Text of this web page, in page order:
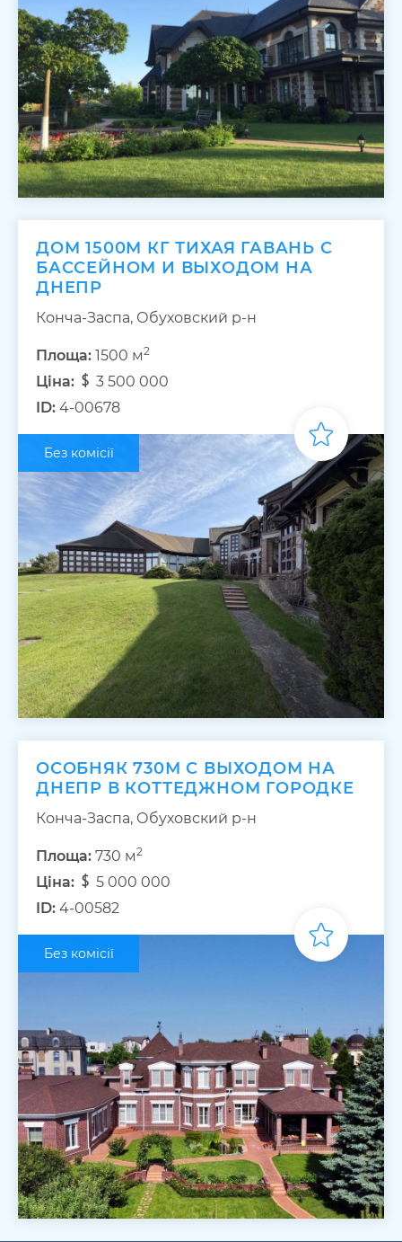
ДОМ 1500М КГ ТИХАЯ ГАВАНЬ С
БАССЕЙНОМ И ВЫХОДОМ НА
ДНЕПР
Конча-Заспа, Обуховский р-н
Площа: 1500 м2
Ціна:
3 500 000
ID: 4-00678
Без комісії
ОСОБНЯК 730М С ВЫХОДОМ НА
ДНЕПР В КОТТЕДЖНОМ ГОРОДКЕ
Конча-Заспа, Обуховский р-н
Площа: 730 м2
Ціна:
5 000 000
ID: 4-00582
Без комісії